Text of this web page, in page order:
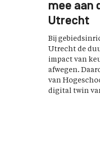
mee aan
Utrecht
Bij
Utrecht de
impact van
afwegen.
van
digital twin